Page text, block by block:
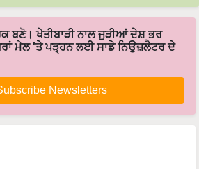
ਬਣੋ। ਖੇਤੀਬਾੜੀ ਨਾਲ ਜੁੜੀਆਂ ਦੇਸ਼ ਭਰ
ਮੇਲ 'ਤੇ ਪੜ੍ਹਨ ਲਈ ਸਾਡੇ ਨਿਉਜ਼ਲੈਟਰ ਦੇ
Newsletters